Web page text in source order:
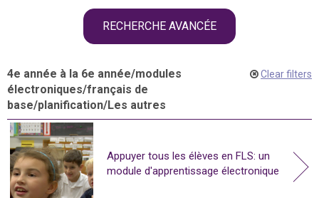
RECHERCHE AVANCÉE
4e année à la 6e année/modules
électroniques/français de
base/planification/Les autres
Clear filters
Appuyer tous les élèves en FLS: un
module d'apprentissage électronique